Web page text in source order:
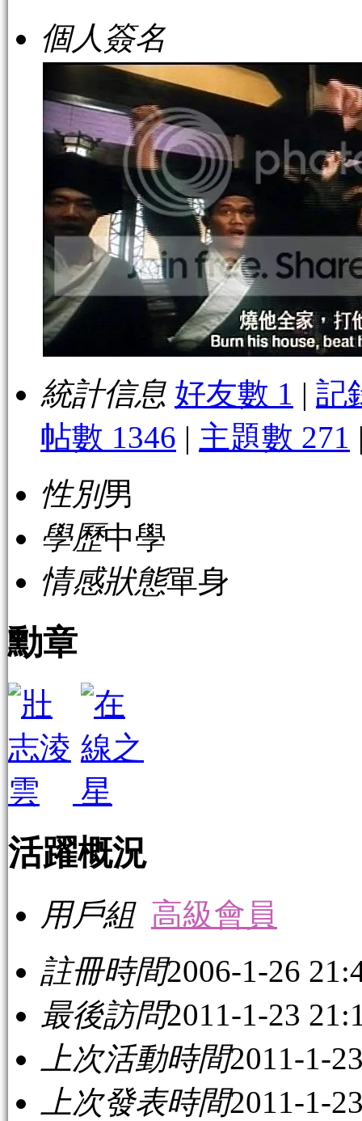
個人簽名
統計信息 好友數 1 | 記
帖數 1346 | 主題數 271
性別男
學歷中學
情感狀態單身
勳章
活躍概況
用戶組 高級會員
註冊時間2006-1-26
最後訪問2011-1-23
上次活動時間2011-1-
上次發表時間2011-1-